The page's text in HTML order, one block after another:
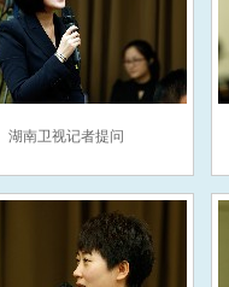
湖南卫视记者提问